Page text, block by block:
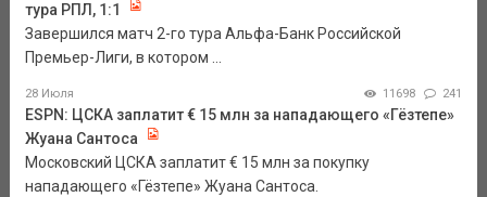
тура РПЛ, 1:1
Завершился матч 2-го тура Альфа-Банк Российской
Премьер-Лиги, в котором ...
28 Июля 11698 241
ESPN: ЦСКА заплатит € 15 млн за нападающего «Гёзтепе»
Жуана Сантоса
Московский ЦСКА заплатит € 15 млн за покупку
нападающего «Гёзтепе» Жуана Сантоса.